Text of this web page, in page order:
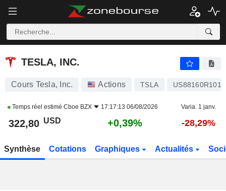
TESLA, INC.
TESLA, INC.
Cours Tesla, Inc. Actions TSLA US88160R1014
Temps réel estimé Cboe BZX 17:17:13 06/08/2026 Varia. 1 janv.
322,80 USD +0,39% -28,29%
Synthèse Cotations Graphiques Actualités